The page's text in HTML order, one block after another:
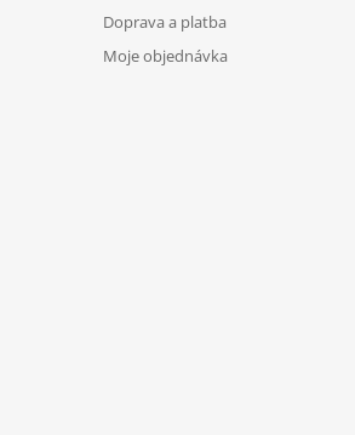
Doprava a platba
Moje objednávka